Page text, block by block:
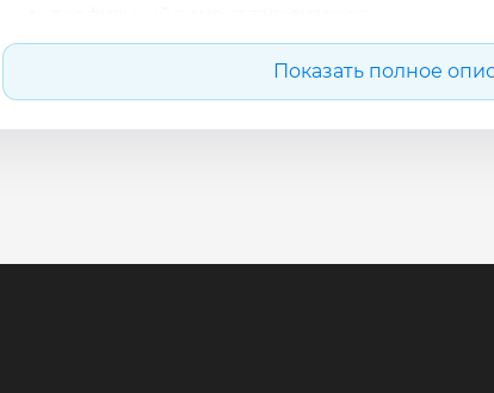
опыт по бренду Hisense;
прозрачная смета до начала работ;
подбор проверенных комплектующих.
Оставьте заявку или позвоните: укажите
Показать полное